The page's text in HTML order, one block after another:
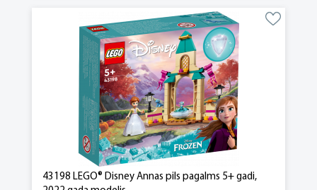
43198 LEGO® Disney Annas pils pagalms 5+ gadi,